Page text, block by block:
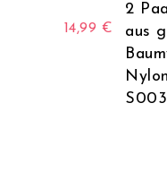
14,99 €
Dieses Produkt weist
2
aus
S003